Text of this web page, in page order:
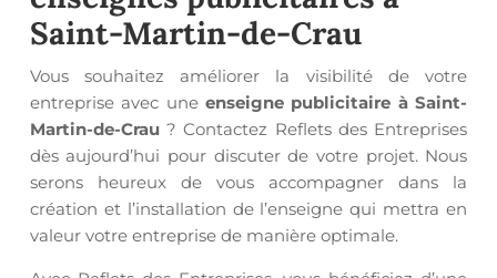
Saint-Martin-de-Crau
Vous souhaitez améliorer la visibilité de votre
entreprise avec une enseigne publicitaire à Saint-
Martin-de-Crau? Contactez Reflets des Entreprises
dès aujourd’hui pour discuter de votre projet. Nous
serons heureux de vous accompagner dans la
création et l’installation de l’enseigne qui mettra en
valeur votre entreprise de manière optimale.